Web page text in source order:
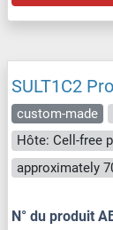
SULT1C2
custom-made
Hôte: Cell-free
N° du produit